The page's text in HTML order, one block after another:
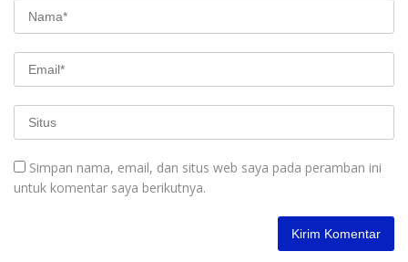
Simpan nama, email, dan situs web saya pada peramban ini
untuk komentar saya berikutnya.